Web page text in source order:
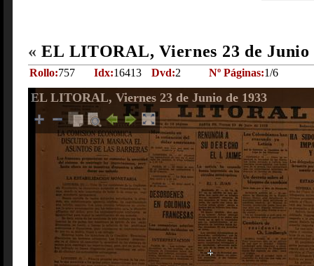
« EL LITORAL, Viernes 23 de Junio
Rollo:757 Idx:16413 Dvd:2 Nº Páginas:1/6
EL LITORAL, Viernes 23 de Junio de 1933